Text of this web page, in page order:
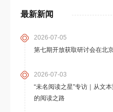
最新新闻
2026-07-05
第七期开放获取研讨会在北
2026-07-03
“未名阅读之星”专访｜从文
的阅读之路